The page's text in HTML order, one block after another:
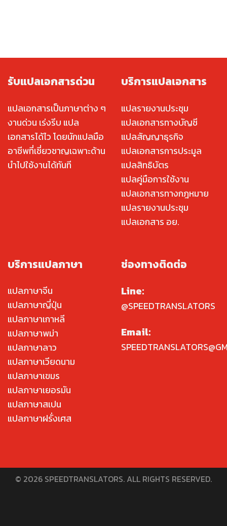
รับแปลเอกสารด่วน
แปลเอกสารเป็นภาษาต่าง ๆ
งานด่วน เร่งรีบ แปล
เอกสารได้ไว โดยนักแปลมือ
อาชีพที่เชี่ยวชาญเฉพาะด้าน
นำไปใช้งานได้ทันที
บริการแปลเอกสาร
แปลรายงานประชุม
แปลเอกสารทางบัญชี
แปลสัญญาธุรกิจ
แปลเอกสารการประมูล
แปลสิทธิบัตร
แปลคู่มือการใช้งาน
แปลเอกสารทางกฎหมาย
แปลรายงานประชุม
แปลเอกสาร อย.
บริการแปลภาษา
แปลภาษาจีน
แปลภาษาญี่ปุ่น
แปลภาษาเกาหลี
แปลภาษาพม่า
แปลภาษาลาว
แปลภาษาเวียดนาม
แปลภาษาเขมร
แปลภาษาเยอรมัน
แปลภาษาสเปน
แปลภาษาฝรั่งเศส
ช่องทางติดต่อ
Line:
@SPEEDTRANSLATORS
Email:
© 2026 SPEEDTRANSLATORS. ALL RIGHTS RESERVED.